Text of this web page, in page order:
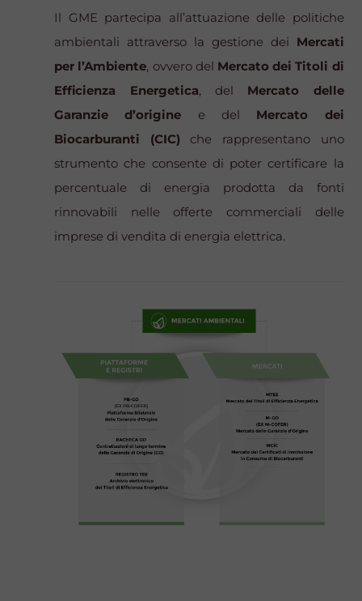
Il GME partecipa all’attuazione delle politiche
ambientali attraverso la gestione dei Mercati
per l’Ambiente, ovvero del Mercato dei Titoli di
Efficienza Energetica, del Mercato delle
Garanzie d’origine e del Mercato dei
Biocarburanti (CIC) che rappresentano uno
strumento che consente di poter certificare la
percentuale di energia prodotta da fonti
rinnovabili nelle offerte commerciali delle
imprese di vendita di energia elettrica.